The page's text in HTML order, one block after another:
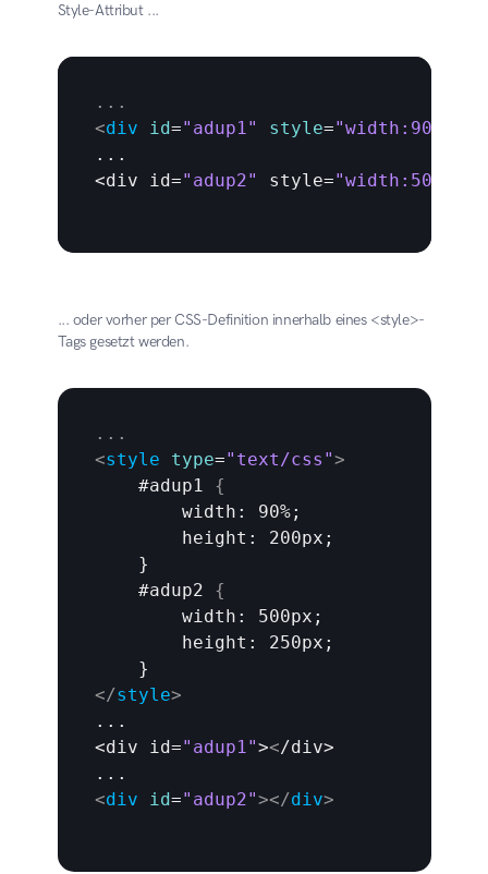
Style-Attribut ...
...
<div id="adup1" style=
...
<div id="adup2" style=
... oder vorher per CSS-Definition innerhalb eines <style>-
Tags gesetzt werden.
...
<style type="text/css">
    #adup1
{
width : 90%;
        height: 200px;
    }
    #adup2
{
width : 500px;
        height: 250px;
</style>
...
<div id="adup1"></div>
<div id="adup2"></div>